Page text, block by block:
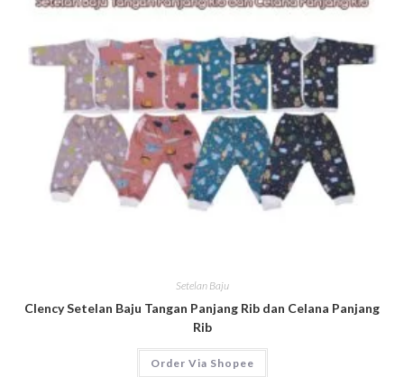
Setelan Baju
Clency Setelan Baju Tangan Panjang Rib dan Celana Panjang
Rib
Order Via Shopee